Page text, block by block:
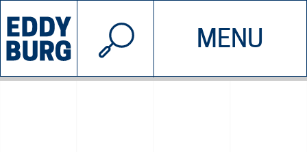
MENU
INIZIATIVE CHI SIAMO
© 2026 EDDYBURG